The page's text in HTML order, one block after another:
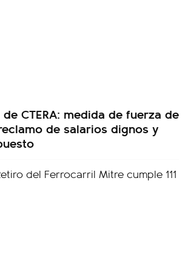
CTERA: medida de fuerza de
de salarios dignos y